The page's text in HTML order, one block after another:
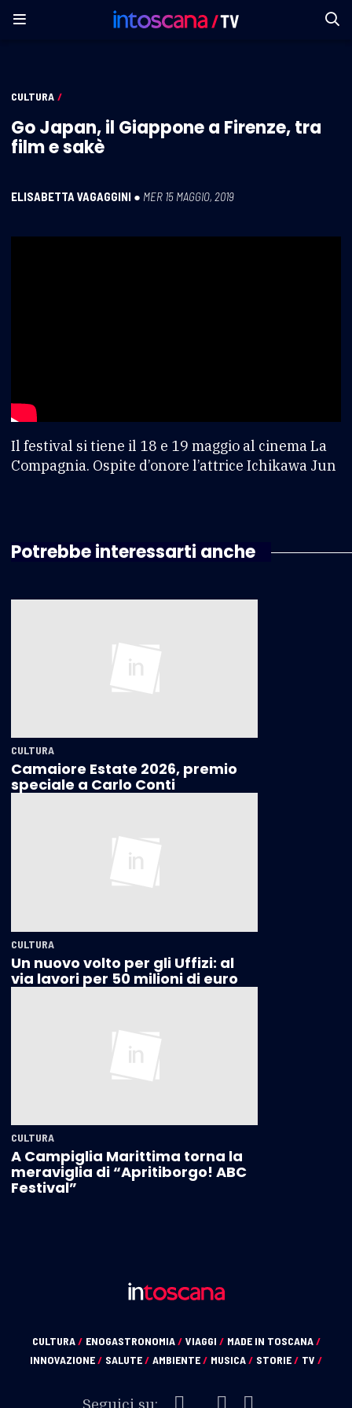
CULTURA /
Go Japan, il Giappone a Firenze, tra
film e sakè
ELISABETTA VAGAGGINI ● MER 15 MAGGIO, 2019
Il festival si tiene il 18 e 19 maggio al cinema La
Compagnia. Ospite d’onore l’attrice Ichikawa Jun
Potrebbe interessarti anche
CULTURA
Camaiore Estate 2026, premio
speciale a Carlo Conti
CULTURA
Un nuovo volto per gli Uffizi: al
via lavori per 50 milioni di euro
CULTURA
A Campiglia Marittima torna la
meraviglia di “Apritiborgo! ABC
Festival”
CULTURA/ ENOGASTRONOMIA/ VIAGGI / MADE IN TOSCANA/
INNOVAZIONE/ SALUTE/ AMBIENTE/ MUSICA/ STORIE/ TV /
Seguici su: